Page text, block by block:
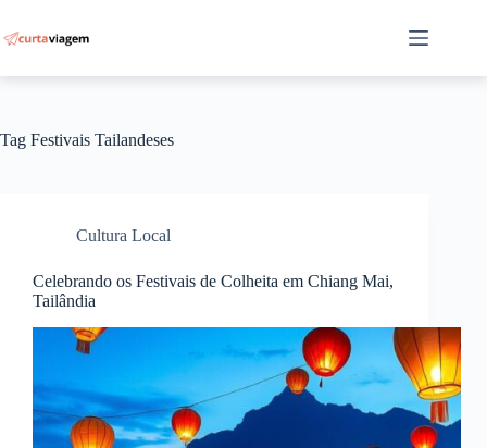
para
o
Tag Festivais Tailandeses
Cultura Local
Celebrando os Festivais de Colheita em Chiang Mai,
Tailândia